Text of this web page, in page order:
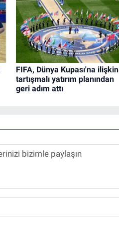
FIFA, Dünya Kupası'na ilişkin
tartışmalı yatırım planından
geri adım attı